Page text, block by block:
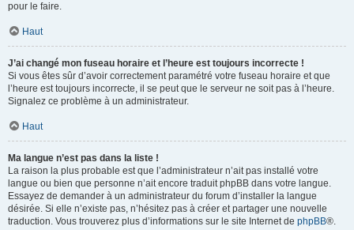
pour le faire.
Haut
J’ai changé mon fuseau horaire et l’heure est toujours incorrecte !
Si vous êtes sûr d’avoir correctement paramétré votre fuseau horaire et que
l’heure est toujours incorrecte, il se peut que le serveur ne soit pas à l’heure.
Signalez ce problème à un administrateur.
Haut
Ma langue n’est pas dans la liste !
La raison la plus probable est que l’administrateur n’ait pas installé votre
langue ou bien que personne n’ait encore traduit phpBB dans votre langue.
Essayez de demander à un administrateur du forum d’installer la langue
désirée. Si elle n’existe pas, n’hésitez pas à créer et partager une nouvelle
traduction. Vous trouverez plus d’informations sur le site Internet de phpBB®.